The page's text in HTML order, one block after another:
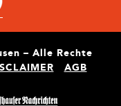
– Alle Rechte
AGB